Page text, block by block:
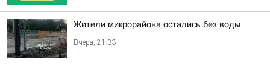
Жители микрорайона остались без воды
Вчера, 21:33